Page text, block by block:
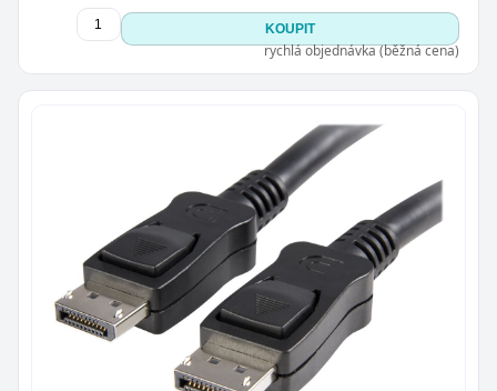
KOUPIT
rychlá objednávka (běžná cena)